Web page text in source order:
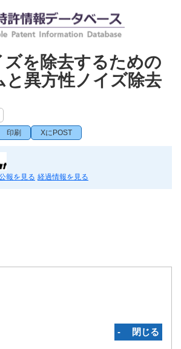
ズを除去するための
と異方性ノイズ除去
印刷 XにPOST
報を見る 経過情報を見る
‐ 閉じる